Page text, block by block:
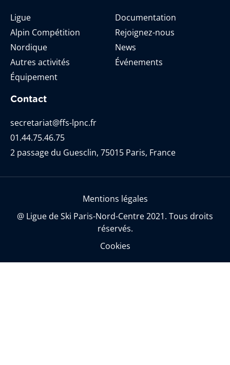
Ligue
Alpin Compétition
Nordique
Autres activités
Équipement
Documentation
Rejoignez-nous
News
Événements
Contact
secretariat@ffs-lpnc.fr
01.44.75.46.75
2 passage du Guesclin, 75015 Paris, France
Mentions légales
@ Ligue de Ski Paris-Nord-Centre 2021. Tous droits
réservés.
Cookies